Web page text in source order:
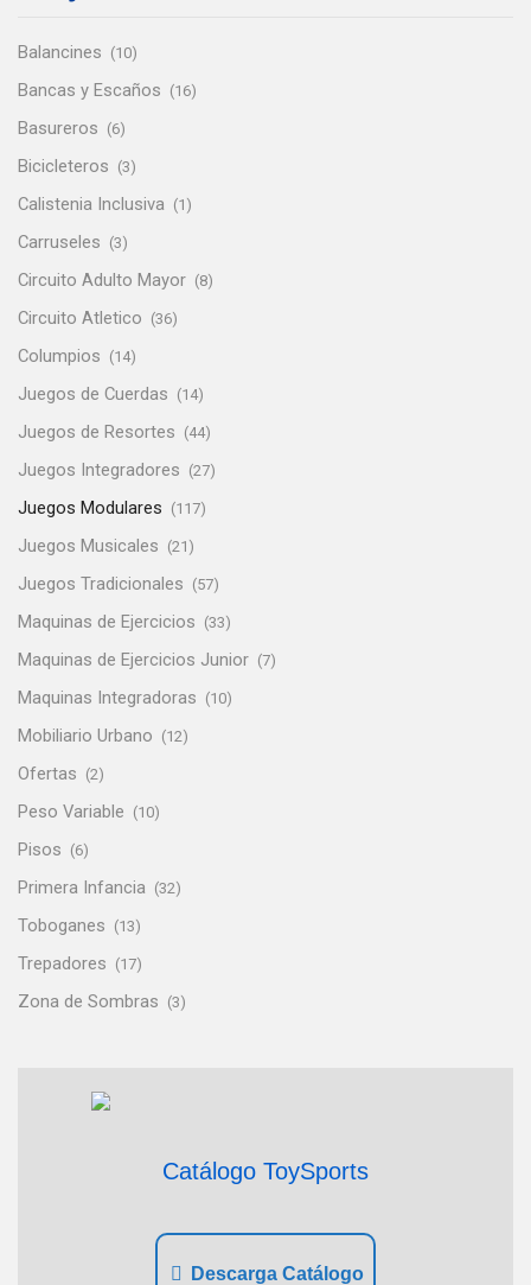
Balancines (10)
Bancas y Escaños (16)
Basureros (6)
Bicicleteros (3)
Calistenia Inclusiva (1)
Carruseles (3)
Circuito Adulto Mayor (8)
Circuito Atletico (36)
Columpios (14)
Juegos de Cuerdas (14)
Juegos de Resortes (44)
Juegos Integradores (27)
Juegos Modulares (117)
Juegos Musicales (21)
Juegos Tradicionales (57)
Maquinas de Ejercicios (33)
Maquinas de Ejercicios Junior (7)
Maquinas Integradoras (10)
Mobiliario Urbano (12)
Ofertas (2)
Peso Variable (10)
Pisos (6)
Primera Infancia (32)
Toboganes (13)
Trepadores (17)
Zona de Sombras (3)
Catálogo ToySports
Descarga Catálogo